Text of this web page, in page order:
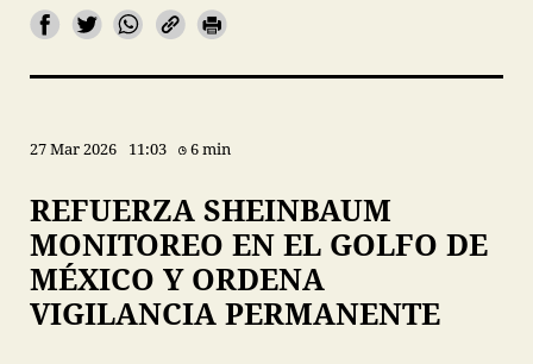
27 Mar 2026 11:03 6 min
REFUERZA SHEINBAUM
MONITOREO EN EL GOLFO DE
MÉXICO Y ORDENA
VIGILANCIA PERMANENTE